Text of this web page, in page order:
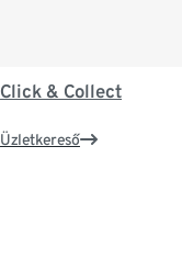
Click & Collect
Üzletkereső